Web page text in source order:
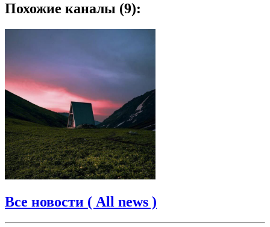
Похожие каналы (9):
Все новости ( All news )